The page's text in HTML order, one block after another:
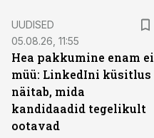
UUDISED
05.08.26, 11:55
Hea pakkumine enam ei
müü: LinkedIni küsitlus
näitab, mida
kandidaadid tegelikult
ootavad